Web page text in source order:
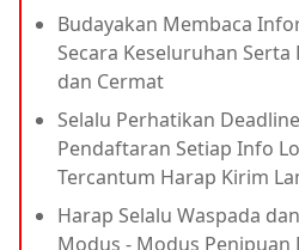
Budayakan Membaca
Secara Keseluruhan
dan Cermat
Selalu Perhatikan
Pendaftaran Setiap Info
Tercantum Harap Kirim
Harap Selalu Waspada
Modus - Modus Penipuan